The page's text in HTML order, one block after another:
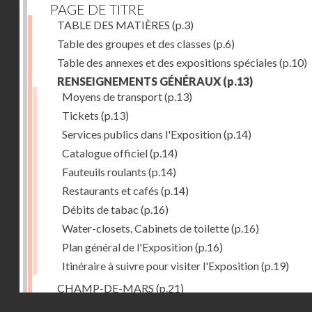
PAGE DE TITRE
TABLE DES MATIÈRES (p.3)
Table des groupes et des classes (p.6)
Table des annexes et des expositions spéciales (p.10)
RENSEIGNEMENTS GÉNÉRAUX (p.13)
Moyens de transport(p.13)
Tickets (p.13)
Services publics dans l'Exposition(p.14)
Catalogue officiel(p.14)
Fauteuils roulants (p.14)
Restaurants et cafés (p.14)
Débits de tabac (p.16)
Water-closets, Cabinets de toilette(p.16)
Plan général de l'Exposition(p.16)
Itinéraire à suivre pour visiter l'Exposition(p.19)
CHAMP-DE-MARS (p.21)